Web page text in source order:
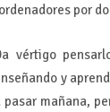
por
vértigo
y
pasar mañana,